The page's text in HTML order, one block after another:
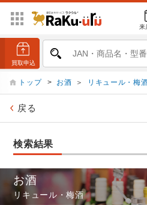
来
トップ > お酒 ＞ リキュール・梅
戻る
検索結果
お酒
リキュール・梅酒